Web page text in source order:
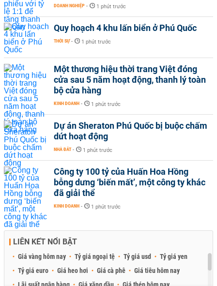
DOANH NGHIỆP - 1 phút trước
Quy hoạch 4 khu lấn biển ở Phú Quốc
THỜI SỰ - 1 phút trước
Một thương hiệu thời trang Việt đóng
cửa sau 5 năm hoạt động, thanh lý toàn
bộ cửa hàng
KINH DOANH - 1 phút trước
Dự án Sheraton Phú Quốc bị buộc chấm
dứt hoạt động
NHÀ ĐẤT - 1 phút trước
Công ty 100 tỷ của Huấn Hoa Hồng
bỗng dưng ‘biến mất’, một công ty khác
đã giải thể
KINH DOANH - 1 phút trước
LIÊN KẾT NỔI BẬT
Giá vàng hôm nay Tỷ giá ngoại tệ Tỷ giá usd
Tỷ giá yen
Tỷ giá euro
Giá heo hơi Giá cà phê
Giá tiêu hôm nay
Lãi suất ngân hàng
Giá xăng dầu Giá thép hôm nay